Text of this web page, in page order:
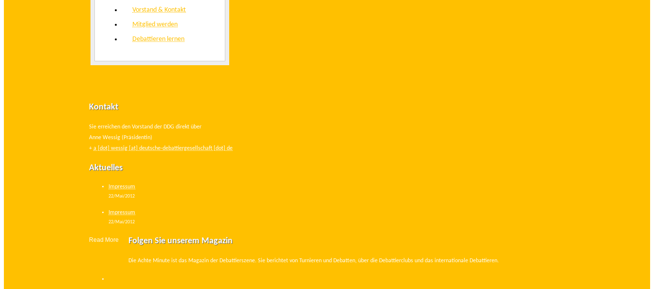
Vorstand & Kontakt
Mitglied werden
Debattieren lernen
Kontakt
Sie erreichen den Vorstand der DDG direkt über
Anne Wessig (Präsidentin)
+ a [dot] wessig [at] deutsche-debattiergesellschaft [dot] de
Aktuelles
Impressum
22/Mai/2012
Impressum
22/Mai/2012
Read More Folgen Sie unserem Magazin
Die Achte Minute ist das Magazin der Debattierszene. Sie berichtet von Turnieren und Debatten, über die Debattierclubs und das internationale Debattieren.